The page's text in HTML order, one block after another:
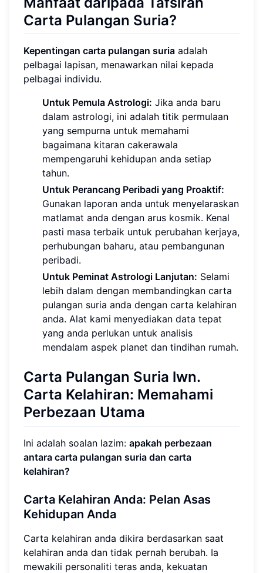
Carta Pulangan Suria?
Kepentingan carta pulangan suria adalah
pelbagai lapisan, menawarkan nilai kepada
pelbagai individu.
Untuk Pemula Astrologi: Jika anda baru
dalam astrologi, ini adalah titik permulaan
yang sempurna untuk memahami
bagaimana kitaran cakerawala
mempengaruhi kehidupan anda setiap
tahun.
Untuk Perancang Peribadi yang Proaktif:
Gunakan laporan anda untuk menyelaraskan
matlamat anda dengan arus kosmik. Kenal
pasti masa terbaik untuk perubahan kerjaya,
perhubungan baharu, atau pembangunan
peribadi.
Untuk Peminat Astrologi Lanjutan: Selami
lebih dalam dengan membandingkan carta
pulangan suria anda dengan carta kelahiran
anda. Alat kami menyediakan data tepat
yang anda perlukan untuk analisis
mendalam aspek planet dan tindihan rumah.
Carta Pulangan Suria lwn.
Carta Kelahiran: Memahami
Perbezaan Utama
Ini adalah soalan lazim: apakah perbezaan
antara carta pulangan suria dan carta
kelahiran?
Carta Kelahiran Anda: Pelan Asas
Kehidupan Anda
Carta kelahiran anda dikira berdasarkan saat
kelahiran anda dan tidak pernah berubah. Ia
mewakili personaliti teras anda, kekuatan